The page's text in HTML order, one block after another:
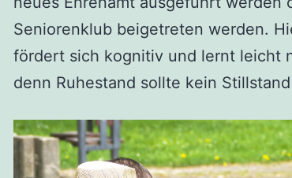
Seniorenklub beigetreten werden.
fördert sich kognitiv und lernt leicht
denn Ruhestand sollte kein